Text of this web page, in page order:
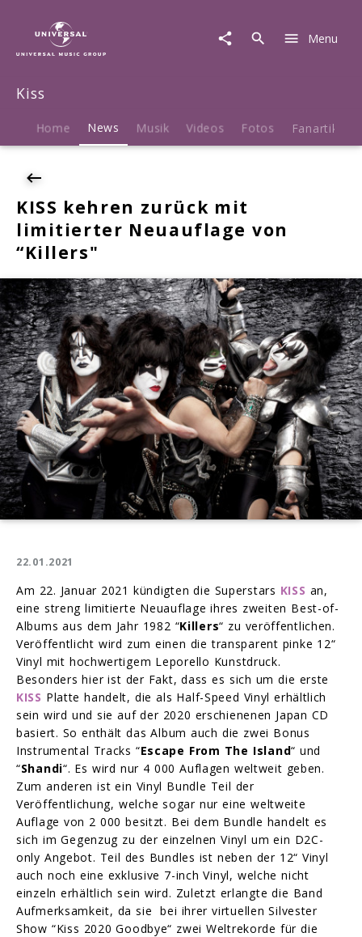
kehren
limitierter
Menu
Kiss
Home News Musik Videos Fotos Fanartikel
KISS kehren zurück mit
limitierter Neuauflage von
“Killers"
22.01.2021
Am 22. Januar 2021 kündigten die Superstars KISS an,
eine streng limitierte Neuauflage ihres zweiten Best-of-
Albums aus dem Jahr 1982 “Killers“ zu veröffentlichen.
Veröffentlicht wird zum einen die transparent pinke 12“
Vinyl mit hochwertigem Leporello Kunstdruck.
Besonders hier ist der Fakt, dass es sich um die erste
KISS Platte handelt, die als Half-Speed Vinyl erhältlich
sein wird und sie auf der 2020 erschienenen Japan CD
basiert. So enthält das Album auch die zwei Bonus
Instrumental Tracks “Escape From The Island“ und
“Shandi“. Es wird nur 4 000 Auflagen weltweit geben.
Zum anderen ist ein Vinyl Bundle Teil der
Veröffentlichung, welche sogar nur eine weltweite
Auflage von 2 000 besitzt. Bei dem Bundle handelt es
sich im Gegenzug zu der einzelnen Vinyl um ein D2C-
only Angebot. Teil des Bundles ist neben der 12“ Vinyl
auch noch eine exklusive 7-inch Vinyl, welche nicht
einzeln erhältlich sein wird. Zuletzt erlangte die Band
Aufmerksamkeit, da sie bei ihrer virtuellen Silvester
Show “Kiss 2020 Goodbye“ zwei Weltrekorde für die